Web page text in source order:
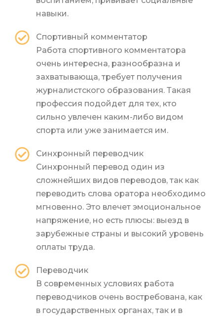
навыки.
Спортивный комментатор
Работа спортивного комментатора
очень интересна, разнообразна и
захватывающа, требует получения
журналистского образования. Такая
профессия подойдет для тех, кто
сильно увлечен каким-либо видом
спорта или уже занимается им.
Синхронный переводчик
Синхронный перевод один из
сложнейших видов переводов, так как
переводить слова оратора необходимо
мгновенно. Это влечет эмоциональное
напряжение, но есть плюсы: выезд в
зарубежные страны и высокий уровень
оплаты труда.
Переводчик
В современных условиях работа
переводчиков очень востребована, как
в государственных органах, так и в